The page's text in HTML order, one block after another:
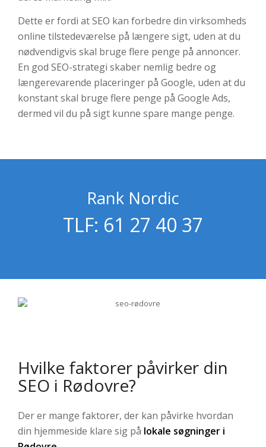
Dette er fordi at SEO kan forbedre din virksomheds
online tilstedeværelse på længere sigt, uden at du
nødvendigvis skal bruge flere penge på annoncer.
En god SEO-strategi skaber nemlig bedre og
længerevarende placeringer på Google, uden at du
konstant skal bruge flere penge på Google Ads,
dermed vil du på sigt kunne spare mange penge.
Rank Nordic
TLF: 61 27 40 37
Hvilke faktorer påvirker din
SEO i Rødovre?
Der er mange faktorer, der kan påvirke hvordan
din hjemmeside klare sig på lokale søgninger i